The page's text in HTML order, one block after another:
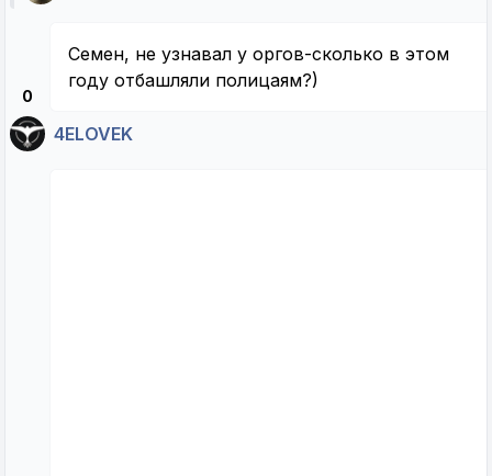
0
Семен, не узнавал у оргов-сколько в этом
году отбашляли полицаям?)
4ELOVEK